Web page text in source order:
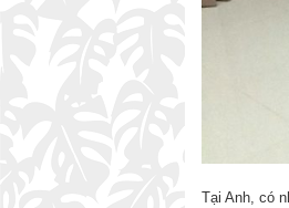
Tại Anh, có